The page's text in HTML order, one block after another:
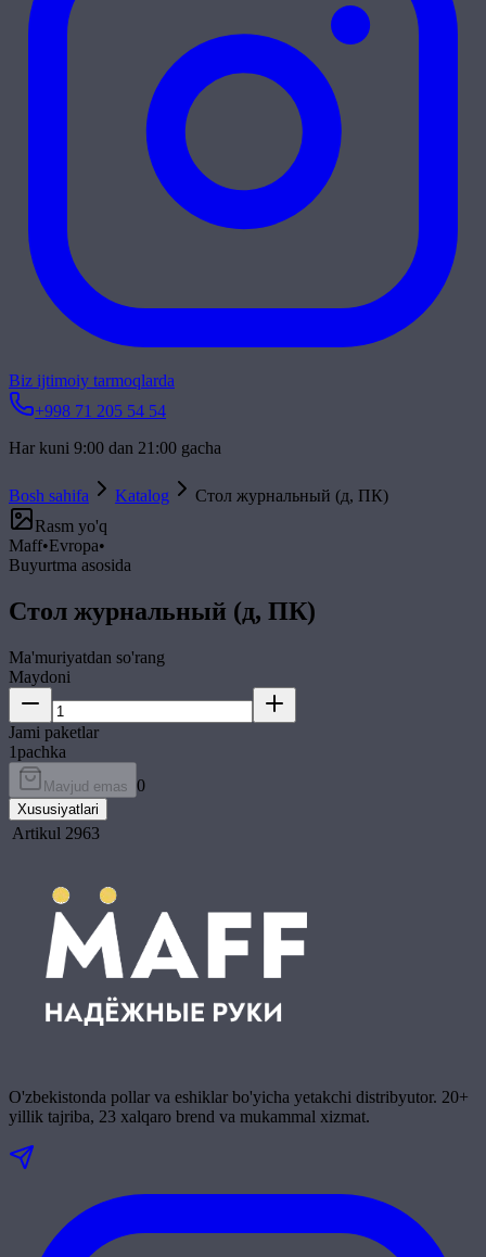
Biz ijtimoiy tarmoqlarda
+998 71 205 54 54
Har kuni 9:00 dan 21:00 gacha
Bosh sahifa Katalog
Стол журнальный (д, ПК)
Rasm yo'q
Maff•Evropa•
Buyurtma asosida
Стол журнальный (д, ПК)
Ma'muriyatdan so'rang
Maydoni
Jami paketlar
1pachka
Mavjud emas 0
Xususiyatlari
Artikul 2963
O'zbekistonda pollar va eshiklar bo'yicha yetakchi distribyutor. 20+
yillik tajriba, 23 xalqaro brend va mukammal xizmat.